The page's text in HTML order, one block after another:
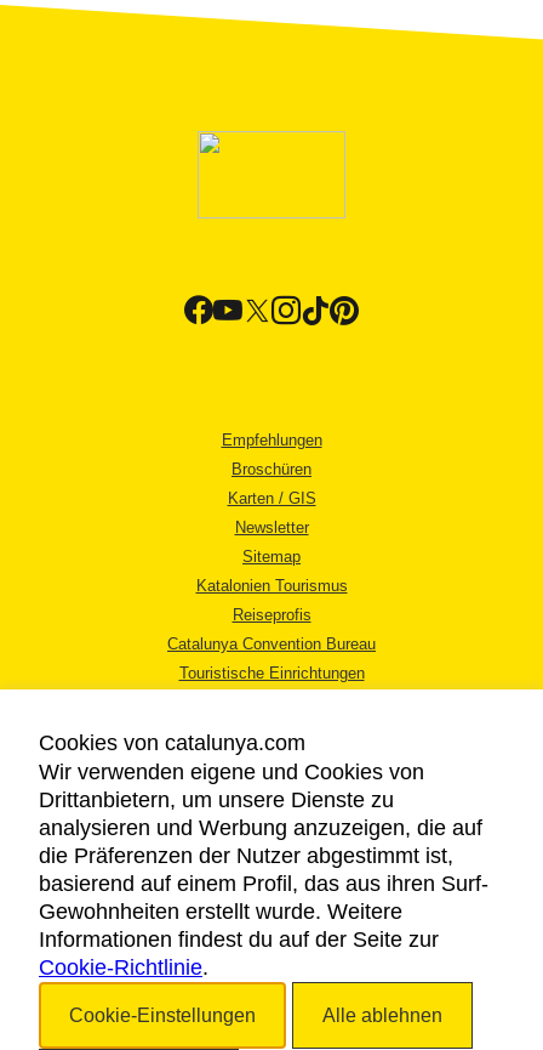
Empfehlungen
Broschüren
Karten / GIS
Newsletter
Sitemap
Katalonien Tourismus
Reiseprofis
Catalunya Convention Bureau
Touristische Einrichtungen
RECHTLICHER HINWEIS
DATENSCHUTZICHTLINIE
COOKIES
BARRIEREFREIHEIT
Cookies von catalunya.com
Wir verwenden eigene und Cookies von
Drittanbietern, um unsere Dienste zu
analysieren und Werbung anzuzeigen, die auf
die Präferenzen der Nutzer abgestimmt ist,
basierend auf einem Profil, das aus ihren Surf-
Gewohnheiten erstellt wurde. Weitere
Informationen findest du auf der Seite zur
Cookie-Richtlinie.
Cookie-Einstellungen Alle ablehnen